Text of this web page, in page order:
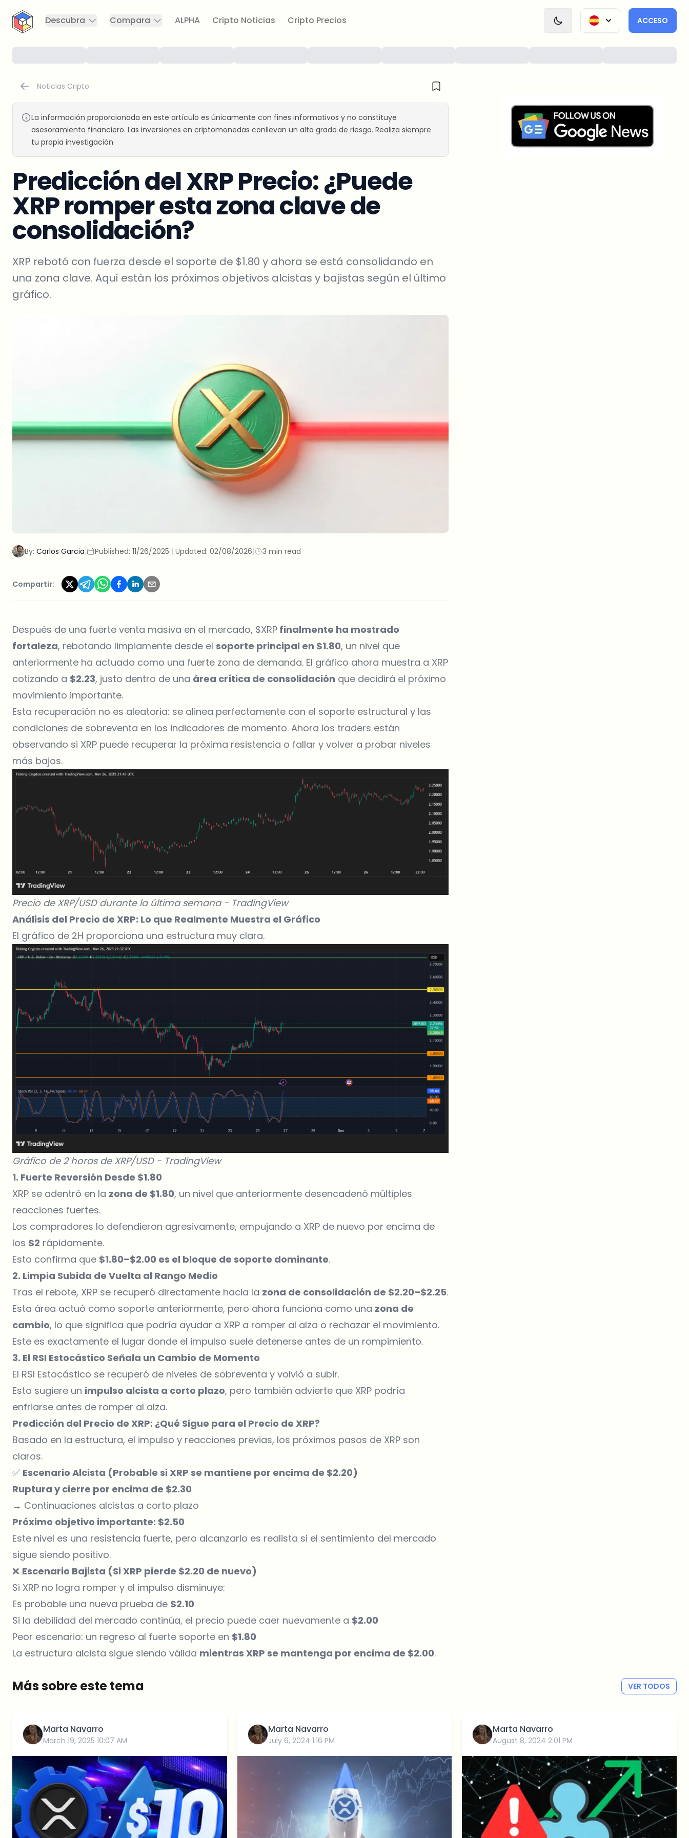
CryptoTicker
Descubra
Compara ALPHA Cripto Noticias Cripto Precios ACCESO
Noticias Cripto
La información proporcionada en este artículo es únicamente con fines informativos y no constituye
asesoramiento financiero. Las inversiones en criptomonedas conllevan un alto grado de riesgo. Realiza siempre
tu propia investigación.
Predicción del XRP Precio: ¿Puede
XRP romper esta zona clave de
consolidación?
XRP rebotó con fuerza desde el soporte de $1.80 y ahora se está consolidando en
una zona clave. Aquí están los próximos objetivos alcistas y bajistas según el último
gráfico.
By: Carlos Garcia| Published: 11/26/2025 | Updated: 02/08/2026| 3 min read
Compartir:
Después de una fuerte venta masiva en el mercado, $XRP finalmente ha mostrado
fortaleza, rebotando limpiamente desde el soporte principal en $1.80, un nivel que
anteriormente ha actuado como una fuerte zona de demanda. El gráfico ahora muestra a XRP
cotizando a $2.23, justo dentro de una área crítica de consolidación que decidirá el próximo
movimiento importante.
Esta recuperación no es aleatoria: se alinea perfectamente con el soporte estructural y las
condiciones de sobreventa en los indicadores de momento. Ahora los traders están
observando si XRP puede recuperar la próxima resistencia o fallar y volver a probar niveles
más bajos.
Precio de XRP/USD durante la última semana - TradingView
Análisis del Precio de XRP: Lo que Realmente Muestra el Gráfico
El gráfico de 2H proporciona una estructura muy clara.
Gráfico de 2 horas de XRP/USD - TradingView
1. Fuerte Reversión Desde $1.80
XRP se adentró en la zona de $1.80, un nivel que anteriormente desencadenó múltiples
reacciones fuertes.
Los compradores lo defendieron agresivamente, empujando a XRP de nuevo por encima de
los $2 rápidamente.
Esto confirma que $1.80–$2.00 es el bloque de soporte dominante.
2. Limpia Subida de Vuelta al Rango Medio
Tras el rebote, XRP se recuperó directamente hacia la zona de consolidación de $2.20–$2.25.
Esta área actuó como soporte anteriormente, pero ahora funciona como una zona de
cambio, lo que significa que podría ayudar a XRP a romper al alza o rechazar el movimiento.
Este es exactamente el lugar donde el impulso suele detenerse antes de un rompimiento.
3. El RSI Estocástico Señala un Cambio de Momento
El RSI Estocástico se recuperó de niveles de sobreventa y volvió a subir.
Esto sugiere un impulso alcista a corto plazo, pero también advierte que XRP podría
enfriarse antes de romper al alza.
Predicción del Precio de XRP: ¿Qué Sigue para el Precio de XRP?
Basado en la estructura, el impulso y reacciones previas, los próximos pasos de XRP son
claros.
✅ Escenario Alcista (Probable si XRP se mantiene por encima de $2.20)
Ruptura y cierre por encima de $2.30
→ Continuaciones alcistas a corto plazo
Próximo objetivo importante: $2.50
Este nivel es una resistencia fuerte, pero alcanzarlo es realista si el sentimiento del mercado
sigue siendo positivo.
❌ Escenario Bajista (Si XRP pierde $2.20 de nuevo)
Si XRP no logra romper y el impulso disminuye:
Es probable una nueva prueba de $2.10
Si la debilidad del mercado continúa, el precio puede caer nuevamente a $2.00
Peor escenario: un regreso al fuerte soporte en $1.80
La estructura alcista sigue siendo válida mientras XRP se mantenga por encima de $2.00.
Más sobre este tema VER TODOS
Marta Navarro
March 19, 2025 10:07 AM
Marta Navarro
July 6, 2024 1:16 PM
Marta Navarro
August 8, 2024 2:01 PM